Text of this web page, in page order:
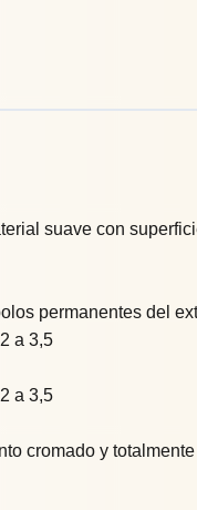
suave con
permanentes del
a 3,5
a 3,5
cromado y